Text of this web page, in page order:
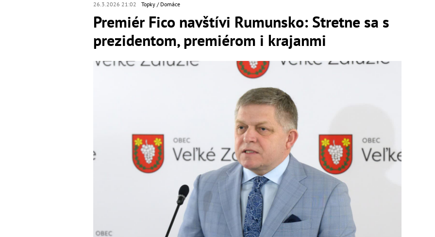
26.3.2026 21:02 Topky Domáce
Premiér Fico navštívi Rumunsko: Stretne sa s
prezidentom, premiérom i krajanmi